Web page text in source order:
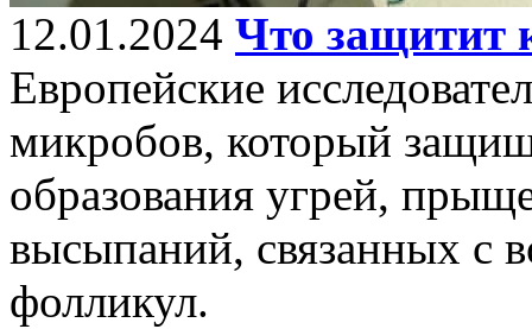
12.01.2024 Что защитит
Европейские
микробов, который
образования угрей,
высыпаний, связанных с
фолликул.